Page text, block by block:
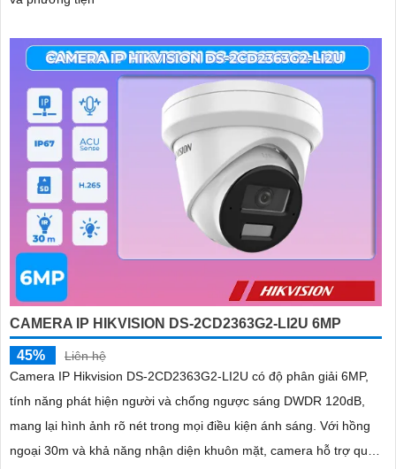
CAMERA IP HIKVISION DS-2CD2363G2-LI2U 6MP
45%
Liên hệ
Camera IP Hikvision DS-2CD2363G2-LI2U có độ phân giải 6MP,
tính năng phát hiện người và chống ngược sáng DWDR 120dB,
mang lại hình ảnh rõ nét trong mọi điều kiện ánh sáng. Với hồng
ngoại 30m và khả năng nhận diện khuôn mặt, camera hỗ trợ quan